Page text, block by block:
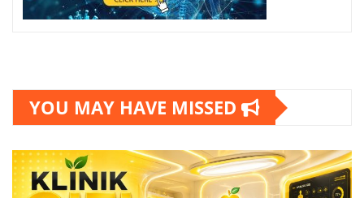
YOU MAY HAVE MISSED